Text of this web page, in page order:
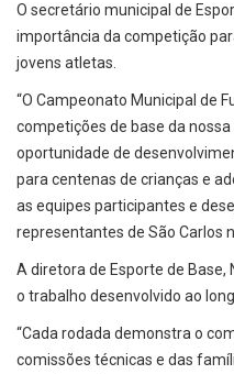
O secretário municipal de
importância da competição
jovens atletas.
“O Campeonato Municipal de
competições de base da
oportunidade de
para centenas de crianças e
as equipes participantes e
representantes de São Carlos
A diretora de Esporte de Base,
o trabalho desenvolvido ao
“Cada rodada demonstra o
comissões técnicas e das